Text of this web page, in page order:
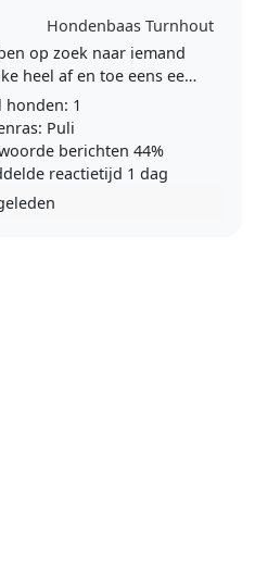
Hondenbaas Turnhout
op zoek naar iemand
heel af en toe eens een
Soms ook
er enkele daagjes
tussenuit ben. Bobke..
1
Puli
berichten 44%
reactietijd 1 dag